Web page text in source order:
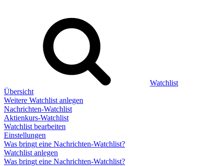
Watchlist
Übersicht
Weitere Watchlist anlegen
Nachrichten-Watchlist
Aktienkurs-Watchlist
Watchlist bearbeiten
Einstellungen
Was bringt eine Nachrichten-Watchlist?
Watchlist anlegen
Was bringt eine Nachrichten-Watchlist?